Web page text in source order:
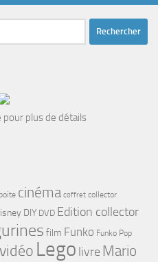
pour plus de détails
boite cinéma coffret collector
DIY DVD Edition collector
film Funko Funko Pop
Lego livre Mario